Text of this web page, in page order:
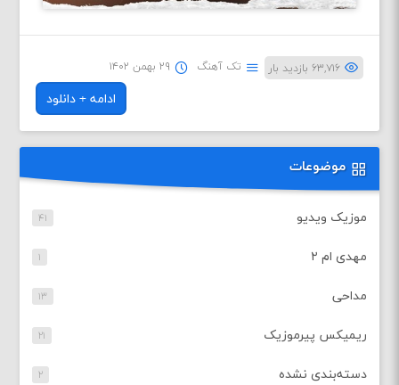
۶۳,۷۱۶ بازدید بار تک آهنگ ۲۹ بهمن ۱۴۰۲
ادامه + دانلود
موضوعات
موزیک ویدیو ۴۱
مهدی ام ۲ ۱
مداحی ۱۳
ریمیکس پیرموزیک ۲۱
دسته‌بندی نشده ۲